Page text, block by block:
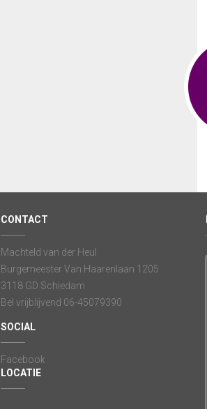
CONTACT
Machteld van der Heul
Burgemeester Van Haarenlaan 1205
3118 GD Schiedam
Bel vrijblijvend 06-45079390
SOCIAL
Facebook
LOCATIE